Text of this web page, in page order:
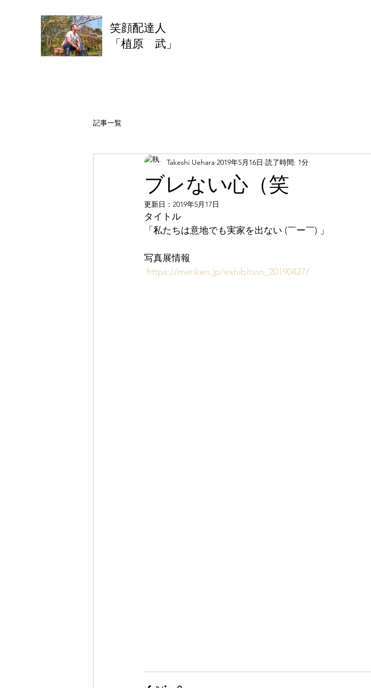
​笑顔配達人
「植原 武」
記事一覧
ブレない心（笑
Takeshi Uehara 2019年5月16日 読了時間: 1分
更新日： 2019年5月17日
タイトル
「私たちは意地でも実家を出ない (￣ー￣) 」
写真展情報
https://meriken.jp/exhibition_20190427/